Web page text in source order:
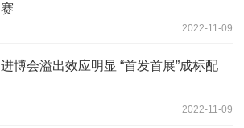
赛
2022-11-09
进博会溢出效应明显 “首发首展”成标配
2022-11-09